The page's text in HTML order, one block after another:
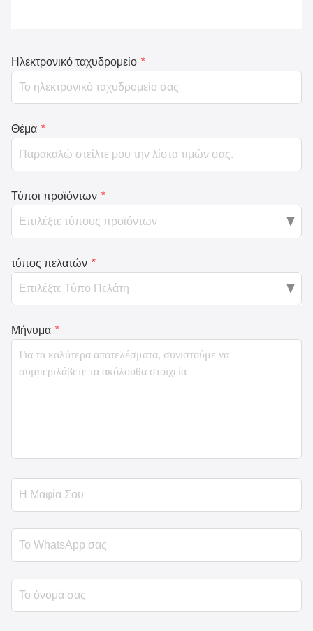
Ηλεκτρονικό ταχυδρομείο *
Θέμα *
Τύποι προϊόντων *
τύπος πελατών *
Μήνυμα *